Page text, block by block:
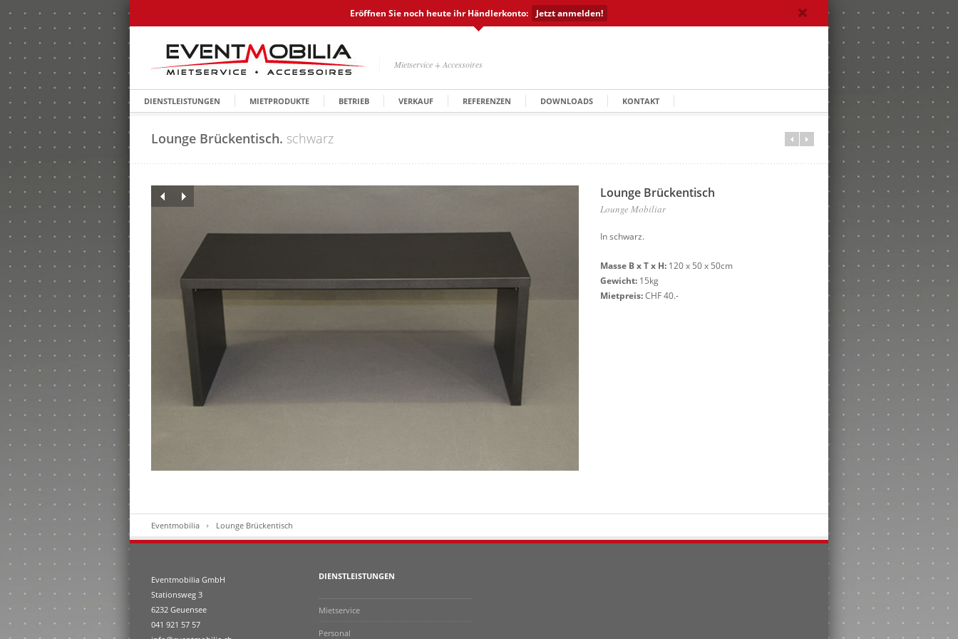
Eröffnen Sie noch heute ihr Händlerkonto: Jetzt anmelden!
Mietservice + Accessoires
DIENSTLEISTUNGEN MIETPRODUKTE BETRIEB VERKAUF REFERENZEN DOWNLOADS KONTAKT
Lounge Brückentisch. schwarz
Lounge Brückentisch
Lounge Mobiliar
In schwarz.
Masse B x T x H: 120 x 50 x 50cm
Gewicht: 15kg
Mietpreis:CHF 40.-
Eventmobilia Lounge Brückentisch
Eventmobilia GmbH
Stationsweg 3
6232 Geuensee
041 921 57 57
DIENSTLEISTUNGEN
Mietservice
Personal